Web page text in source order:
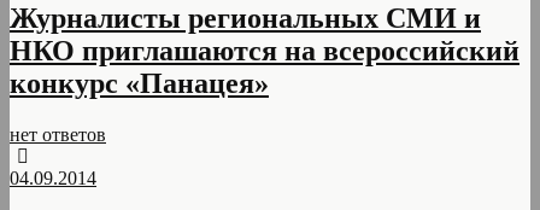
Журналисты региональных СМИ и
НКО приглашаются на всероссийский
конкурс «Панацея»
нет ответов
04.09.2014